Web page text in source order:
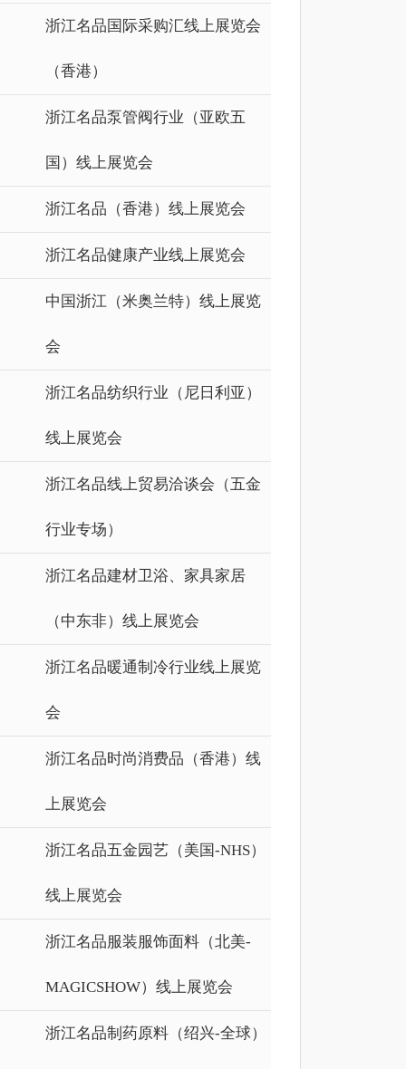
浙江名品国际采购汇线上展览会
（香港）
浙江名品泵管阀行业（亚欧五
国）线上展览会
浙江名品（香港）线上展览会
浙江名品健康产业线上展览会
中国浙江（米奥兰特）线上展览
会
浙江名品纺织行业（尼日利亚）
线上展览会
浙江名品线上贸易洽谈会（五金
行业专场）
浙江名品建材卫浴、家具家居
（中东非）线上展览会
浙江名品暖通制冷行业线上展览
会
浙江名品时尚消费品（香港）线
上展览会
浙江名品五金园艺（美国-NHS）
线上展览会
浙江名品服装服饰面料（北美-
MAGICSHOW）线上展览会
浙江名品制药原料（绍兴-全球）